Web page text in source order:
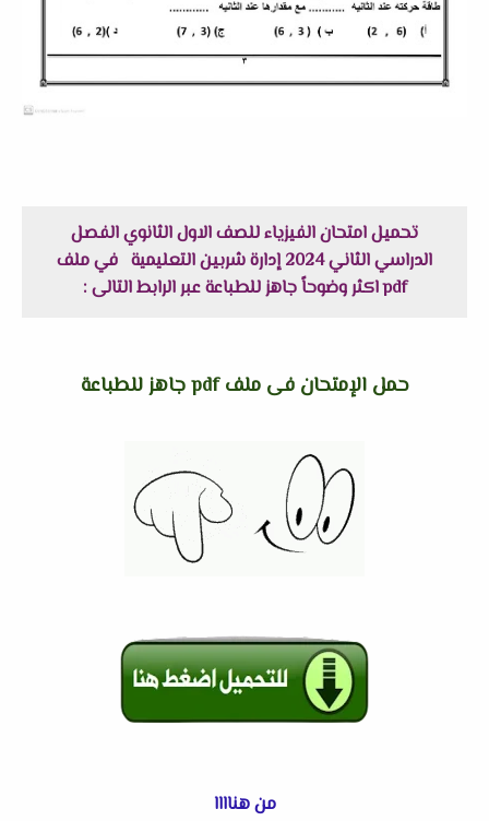
تحميل امتحان الفيزياء للصف الاول الثانوي الفصل
الدراسي الثاني 2024 إدارة شربين التعليمية في ملف
pdf اكثر وضوحاً جاهز للطباعة عبر الرابط التالى :
حمل الإمتحان فى ملف pdf جاهز للطباعة
من هناااا